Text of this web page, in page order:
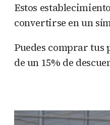
Estos
convertirse en un
Puedes comprar tus
de un 15% de